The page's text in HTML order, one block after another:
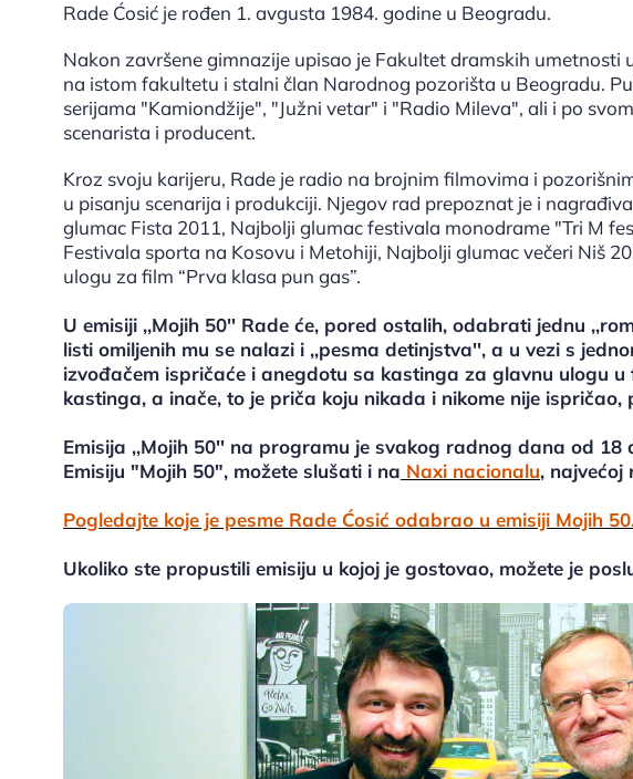
Rade Ćosić je rođen 1. avgusta 1984. godine u Beogradu.
Nakon završene gimnazije upisao je Fakultet dramskih umetnosti
na istom fakultetu i stalni član Narodnog pozorišta u Beogradu.
serijama "Kamiondžije", "Južni vetar" i "Radio Mileva", ali i po
scenarista i producent.
Kroz svoju karijeru, Rade je radio na brojnim filmovima i
u pisanju scenarija i produkciji. Njegov rad prepoznat je i
glumac Fista 2011, Najbolji glumac festivala monodrame "Tri M
Festivala sporta na Kosovu i Metohiji, Najbolji glumac večeri Niš
ulogu za film “Prva klasa pun gas”.
U emisiji ,,Mojih 50'' Rade će, pored ostalih, odabrati jednu
listi omiljenih mu se nalazi i ,,pesma detinjstva'', a u vezi s
izvođačem ispričaće i anegdotu sa kastinga za glavnu ulogu u
kastinga, a inače, to je priča koju nikada i nikome nije ispričao,
Emisija ,,Mojih 50'' na programu je svakog radnog dana od
Emisiju "Mojih 50", možete slušati i na Naxi nacionalu, najvećoj
Pogledajte koje je pesme Rade Ćosić odabrao u emisiji Mojih
Ukoliko ste propustili emisiju u kojoj je gostovao, možete je